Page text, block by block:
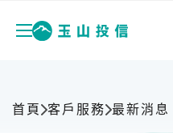
首頁 客戶服務 最新消息